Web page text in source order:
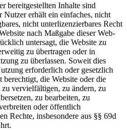
bereitgestellten Inhalte sind
Nutzer erhält ein einfaches, nicht
nicht unterlizenzierbares Recht
nach Maßgabe dieser Web-
untersagt, die Website zu
zu übertragen oder in
zu überlassen. Soweit dies
erforderlich oder gesetzlich
berechtigt, die Website oder die
vervielfältigen, zu ändern, zu
zu bearbeiten, zu
oder öffentlich
Rechte, insbesondere aus §§ 69d